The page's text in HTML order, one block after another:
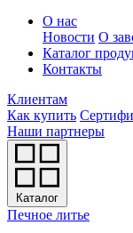
О нас
Новости О
Каталог
Контакты
Клиентам
Как купить
Наши партнеры
Каталог
Печное литье